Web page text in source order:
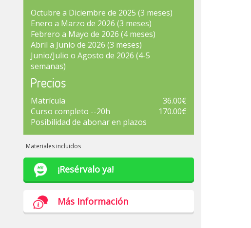
Octubre a Diciembre de 2025 (3 meses)
Enero a Marzo de 2026 (3 meses)
Febrero a Mayo de 2026 (4 meses)
Abril a Junio de 2026 (3 meses)
Junio/Julio o Agosto de 2026 (4-5
semanas)
Precios
Matrícula
36.00€
Curso completo --20h
170.00€
Posibilidad de abonar en plazos
Materiales incluidos
¡Resérvalo ya!
Más Información